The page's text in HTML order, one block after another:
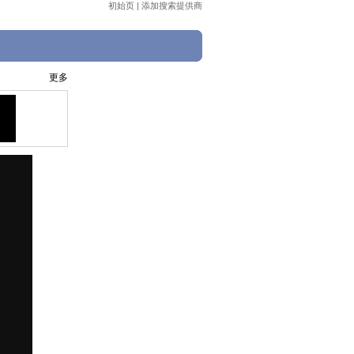
初始页 | 添加搜索提供商
更多